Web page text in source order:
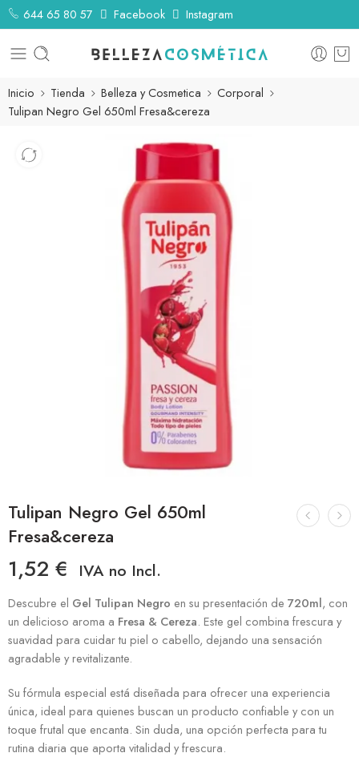
644 65 80 57 Facebook Instagram
Inicio Tienda Belleza y Cosmetica
Corporal
Tulipan Negro Gel 650ml Fresa&cereza
Tulipan Negro Gel 650ml
Fresa&cereza
1,52 € IVA no Incl.
Descubre el Gel Tulipan Negro en su presentación de 720ml, con
un delicioso aroma a Fresa & Cereza. Este gel combina frescura y
suavidad para cuidar tu piel o cabello, dejando una sensación
agradable y revitalizante.
Su fórmula especial está diseñada para ofrecer una experiencia
única, ideal para quienes buscan un producto confiable y con un
toque frutal que encanta. Sin duda, una opción perfecta para tu
rutina diaria que aporta vitalidad y frescura.